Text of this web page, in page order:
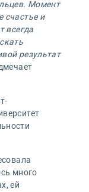
Момент
счастье и
всегда
результат
много
ей